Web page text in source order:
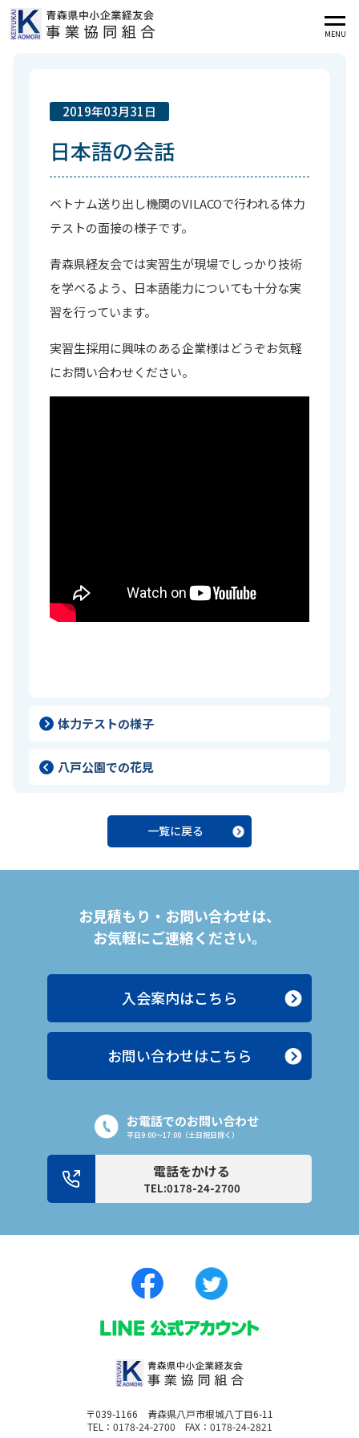
MENU
2019年03月31日
日本語の会話
ベトナム送り出し機関のVILACOで行われる体力
テストの面接の様子です。
青森県経友会では実習生が現場でしっかり技術
を学べるよう、日本語能力についても十分な実
習を行っています。
実習生採用に興味のある企業様はどうぞお気軽
にお問い合わせください。
体力テストの様子
八戸公園での花見
一覧に戻る
お見積もり・お問い合わせは、
お気軽にご連絡ください。
入会案内はこちら
お問い合わせはこちら
お電話でのお問い合わせ
平日9:00〜17:00（土日祝日除く）
電話をかける
TEL:0178-24-2700
〒039-1166 青森県八戸市根城八丁目6-11
TEL：0178-24-2700 FAX：0178-24-2821